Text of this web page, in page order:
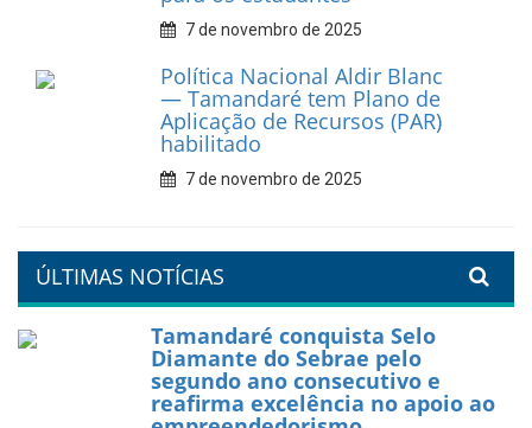
9 de fevereiro de 2026
Prefeitura de Tamandaré
reforça diálogo e
compromisso com a
valorização da educação
7 de fevereiro de 2026
orla da cidade.
PartiuENEM — Prefeitura
garante transporte gratuito
para os estudantes
7 de novembro de 2025